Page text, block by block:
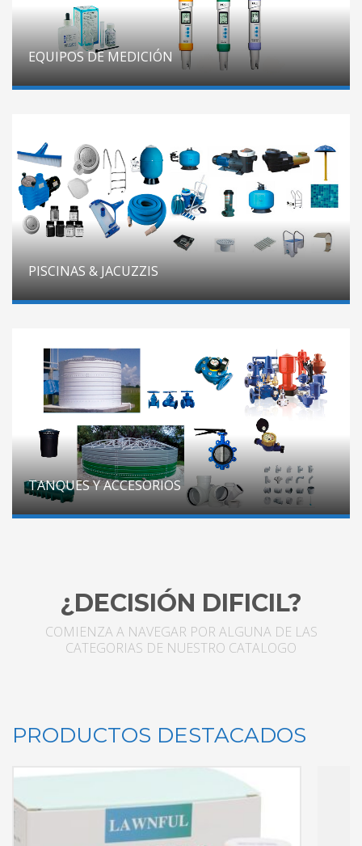
EQUIPOS DE MEDICIÓN
PISCINAS & JACUZZIS
TANQUES Y ACCESORIOS
¿DECISIÓN DIFICIL?
COMIENZA A NAVEGAR POR ALGUNA DE LAS
CATEGORIAS DE NUESTRO CATALOGO
PRODUCTOS DESTACADOS